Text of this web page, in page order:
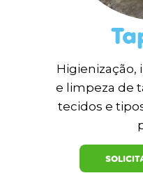
Higienização,
e limpeza de
tecidos e